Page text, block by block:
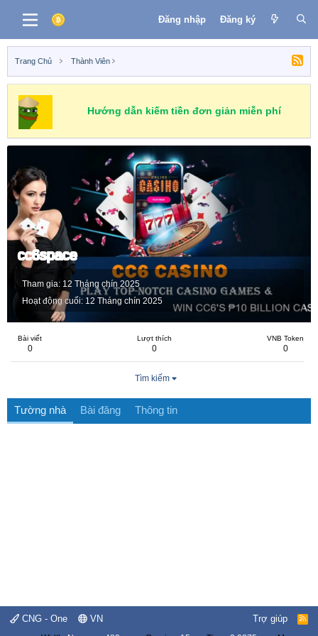
Đăng nhập Đăng ký
Trang Chủ Thành Viên
Hướng dẫn kiếm tiền đơn giản miễn phí
cc6space
Tham gia 12 Tháng chín 2025
Hoạt động cuối 12 Tháng chín 2025
Bài viết
0
Lượt thích
0
VNB Token
0
Tìm kiếm
Tường nhà Bài đăng Thông tin
CNG - One VN Trợ giúp
R